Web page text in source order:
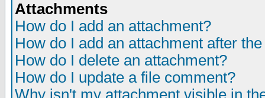
Attachments
How do I add an attachment?
How do I add an attachment after
How do I delete an attachment?
How do I update a file comment?
Why isn't my attachment visible in